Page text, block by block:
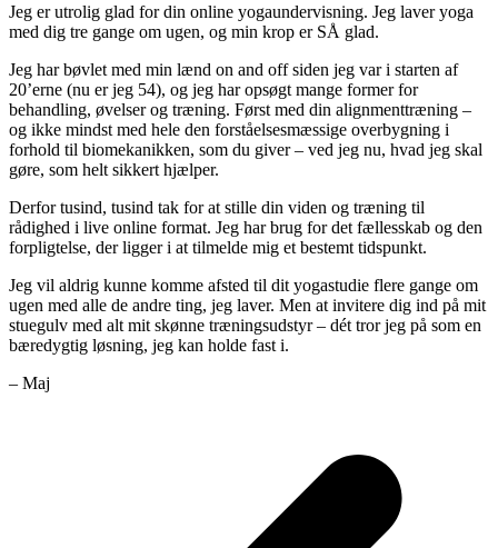
Jeg er utrolig glad for din online yogaundervisning. Jeg laver yoga
med dig tre gange om ugen, og min krop er SÅ glad.
Jeg har bøvlet med min lænd on and off siden jeg var i starten af
20’erne (nu er jeg 54), og jeg har opsøgt mange former for
behandling, øvelser og træning. Først med din alignmenttræning –
og ikke mindst med hele den forståelsesmæssige overbygning i
forhold til biomekanikken, som du giver – ved jeg nu, hvad jeg skal
gøre, som helt sikkert hjælper.
Derfor tusind, tusind tak for at stille din viden og træning til
rådighed i live online format. Jeg har brug for det fællesskab og den
forpligtelse, der ligger i at tilmelde mig et bestemt tidspunkt.
Jeg vil aldrig kunne komme afsted til dit yogastudie flere gange om
ugen med alle de andre ting, jeg laver. Men at invitere dig ind på mit
stuegulv med alt mit skønne træningsudstyr – dét tror jeg på som en
bæredygtig løsning, jeg kan holde fast i.
– Maj